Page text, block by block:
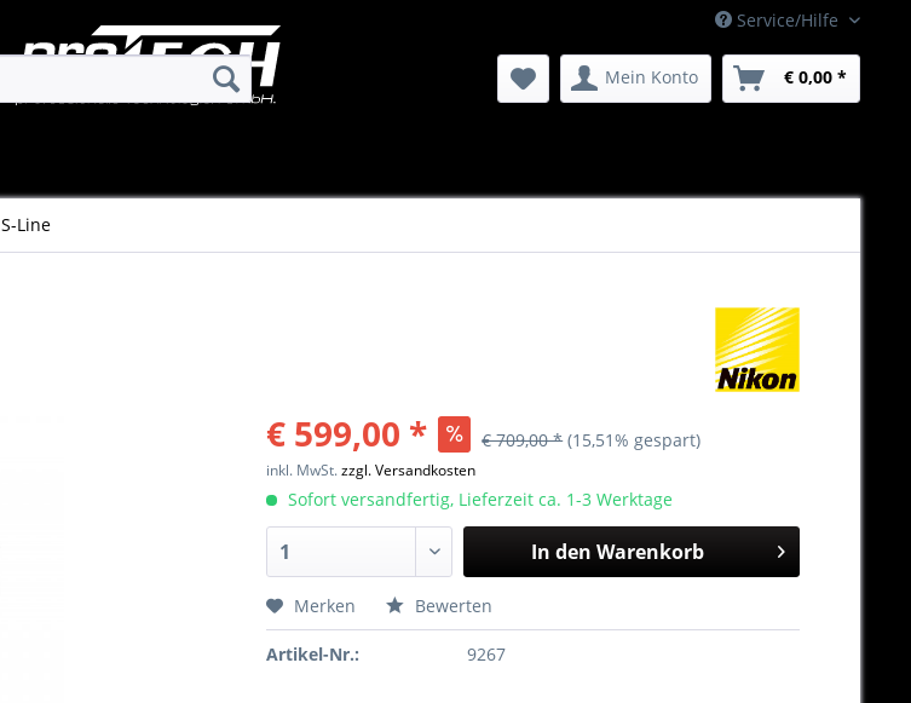
Service/Hilfe
Mein Konto € 0,00 *
S-Line
€ 599,00 * € 709,00 * (15,51% gespart)
inkl. MwSt.zzgl. Versandkosten
Sofort versandfertig, Lieferzeit ca. 1-3 Werktage
In den Warenkorb
Merken Bewerten
Artikel-Nr.: 9267